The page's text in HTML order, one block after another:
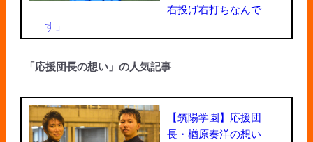
右投げ右打ちなんで
す」
「応援団長の想い」の人気記事
【筑陽学園】応援団
長・楢原奏洋の想い